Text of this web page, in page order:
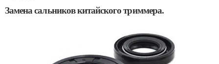
Замена сальников китайского триммера.